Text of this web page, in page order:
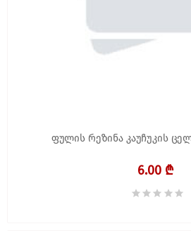
ფულის რეზინა კაუჩუკის
6.00 ₾